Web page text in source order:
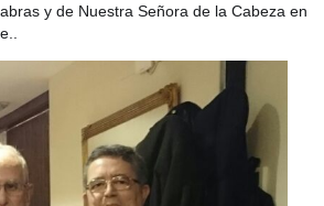
y de Nuestra Señora de la Cabeza en